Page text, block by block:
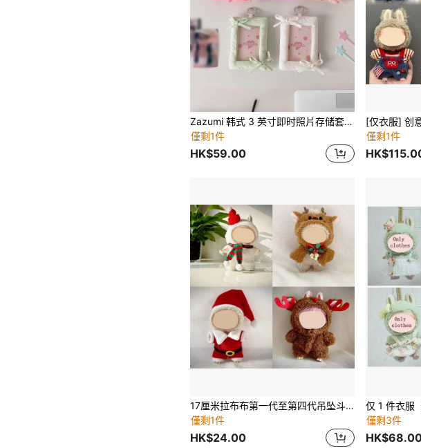
Zazumi 韩式 3 英寸即时照片存储套：简约收藏卡保护套、展示书和包袋饰品
僅剩1件
HK$59.00
僅剩1件
17厘米拉布布第一代至第四代吊坠斗篷，适用于拉布布圣诞节服装、万圣节娃娃连衣裙
僅剩1件
HK$24.00
僅剩3件